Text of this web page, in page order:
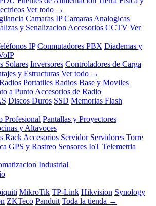
Ver todo →
Camaras IP Camaras Analogicas
y Senalizacion Accesorios CCTV Ver
IP Conmutadores PBX Diademas y
Solares Inversores Controladores de Carga
y Estructuras Ver todo →
Portatiles Radios Base y Moviles
a Punto Accesorios de Radio
Discos Duros SSD Memorias Flash
Profesional Pantallas y Proyectores
y Altavoces
Rack Accesorios Servidor Servidores Torre
GPS y Rastreo Sensores IoT Telemetria
Industrial
MikroTik TP-Link Hikvision Synology
ZKTeco Panduit Toda la tienda →